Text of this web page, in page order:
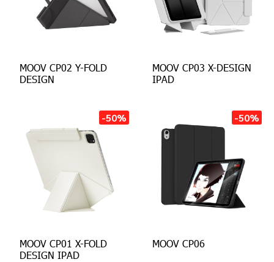
MOOV CP02 Y-FOLD
DESIGN
MOOV CP03 X-DESIGN
IPAD
-50%
MOOV CP01 X-FOLD
DESIGN IPAD
-50%
MOOV CP06